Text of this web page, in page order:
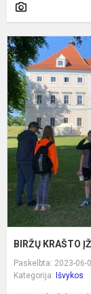
BIRŽŲ KRAŠTO
Paskelbta: 2023-06-
Kategorija: Išvykos